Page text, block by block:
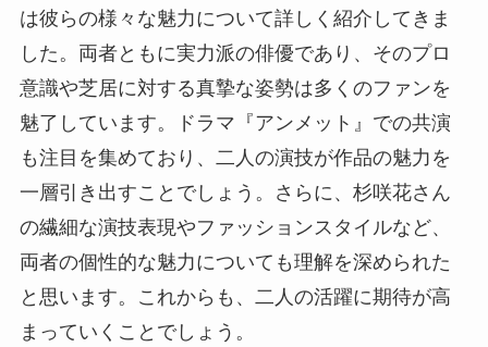
は彼らの様々な魅力について詳しく紹介してきま
した。両者ともに実力派の俳優であり、そのプロ
意識や芝居に対する真摯な姿勢は多くのファンを
魅了しています。ドラマ『アンメット』での共演
も注目を集めており、二人の演技が作品の魅力を
一層引き出すことでしょう。さらに、杉咲花さん
の繊細な演技表現やファッションスタイルなど、
両者の個性的な魅力についても理解を深められた
と思います。これからも、二人の活躍に期待が高
まっていくことでしょう。